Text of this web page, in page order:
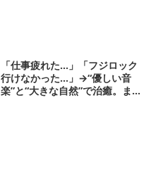
「仕事疲れた…」「フジロック
行けなかった…」→“優しい音
楽”と“大きな自然”で治癒。まだ